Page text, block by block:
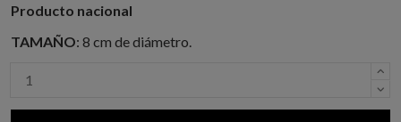
Producto nacional
TAMAÑO: 8 cm de diámetro.